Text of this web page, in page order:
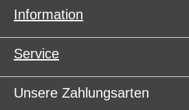
Information
Service
Unsere Zahlungsarten